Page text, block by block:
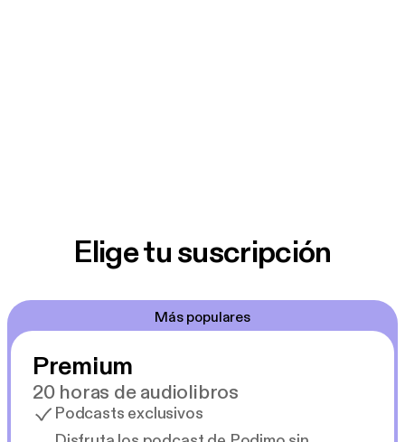
Elige tu suscripción
Más populares
Premium
20 horas de audiolibros
Podcasts exclusivos